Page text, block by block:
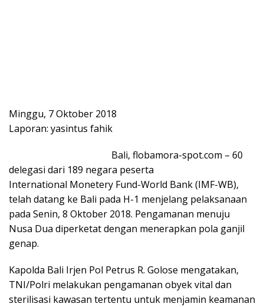
Minggu, 7 Oktober 2018
Laporan: yasintus fahik
Bali, flobamora-spot.com – 60
delegasi dari 189 negara peserta
International Monetery Fund-World Bank (IMF-WB),
telah datang ke Bali pada H-1 menjelang pelaksanaan
pada Senin, 8 Oktober 2018. Pengamanan menuju
Nusa Dua diperketat dengan menerapkan pola ganjil
genap.
Kapolda Bali Irjen Pol Petrus R. Golose mengatakan,
TNI/Polri melakukan pengamanan obyek vital dan
sterilisasi kawasan tertentu untuk menjamin keamanan